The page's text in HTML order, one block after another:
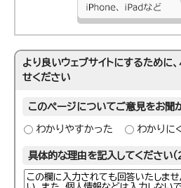
より良いウェブサイトにするために
せください
このページについてご意見をお聞
わかりやすかった わかりに
具体的な理由を記入してください